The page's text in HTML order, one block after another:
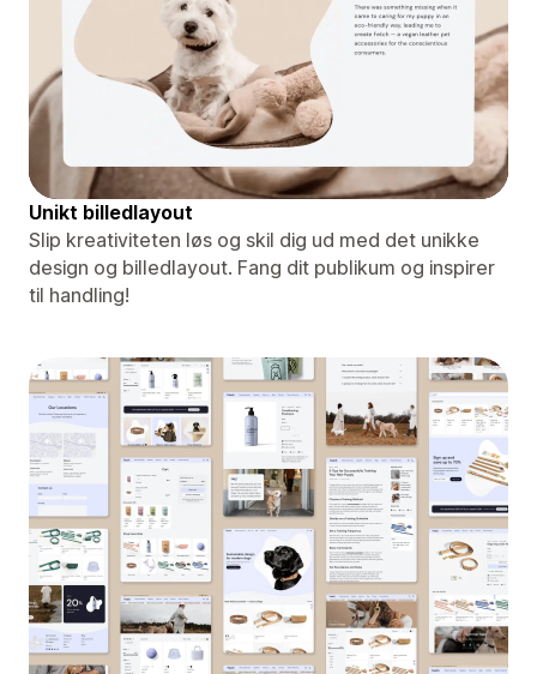
Unikt billedlayout
Slip kreativiteten løs og skil dig ud med det unikke
design og billedlayout. Fang dit publikum og inspirer
til handling!